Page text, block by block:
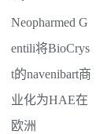
Neopharmed G
entili将BioCrys
t的navenibart商
业化为HAE在
欧洲